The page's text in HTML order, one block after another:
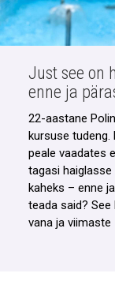
Just see on
enne ja
22-aastane
kursuse tudeng.
peale vaadates
tagasi
kaheks – enne
teada said?
vana ja